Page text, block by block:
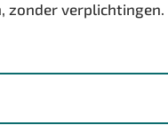
zonder verplichtingen.